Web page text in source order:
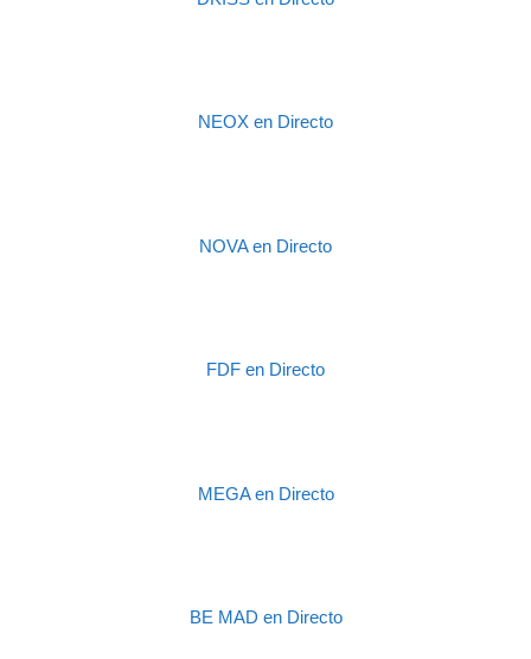
NEOX en Directo
NOVA en Directo
FDF en Directo
MEGA en Directo
BE MAD en Directo